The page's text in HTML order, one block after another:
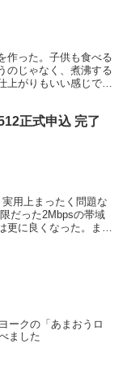
作った。子供も食べる
のじゃなく、煮沸する
がりもいい感じで、
正式申込 完了
用上まったく問題な
だった2Mbpsの帯域
更に良くなった。ま
ークの「あまおうロ
ました